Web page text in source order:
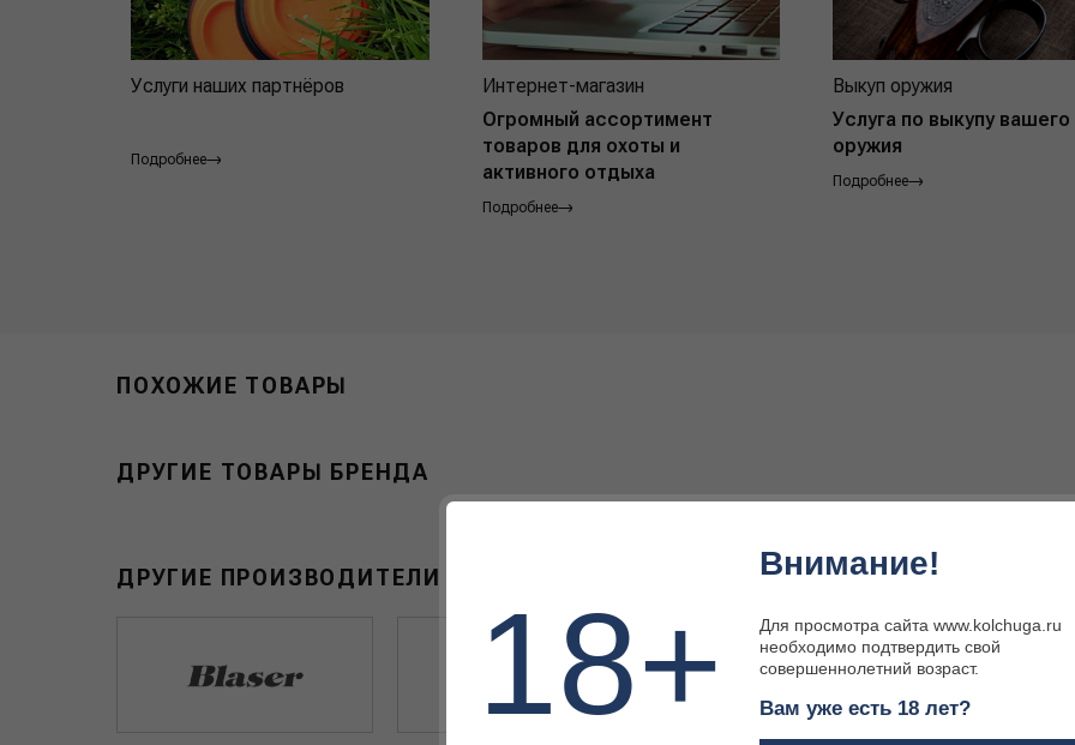
Услуги наших партнёров
Подробнее
Интернет-магазин
Огромный ассортимент
товаров для охоты и
активного отдыха
Подробнее
Выкуп оружия
Услуга по выкупу вашего
оружия
Подробнее
ПОХОЖИЕ ТОВАРЫ
ДРУГИЕ ТОВАРЫ БРЕНДА
ДРУГИЕ ПРОИЗВОДИТЕЛИ В РАЗДЕЛЕ БРЮКИ ДЛЯ ОХОТЫ
18+
Внимание!
Для просмотра сайта www.kolchuga.ru
необходимо подтвердить свой
совершеннолетний возраст.
Вам уже есть 18 лет?